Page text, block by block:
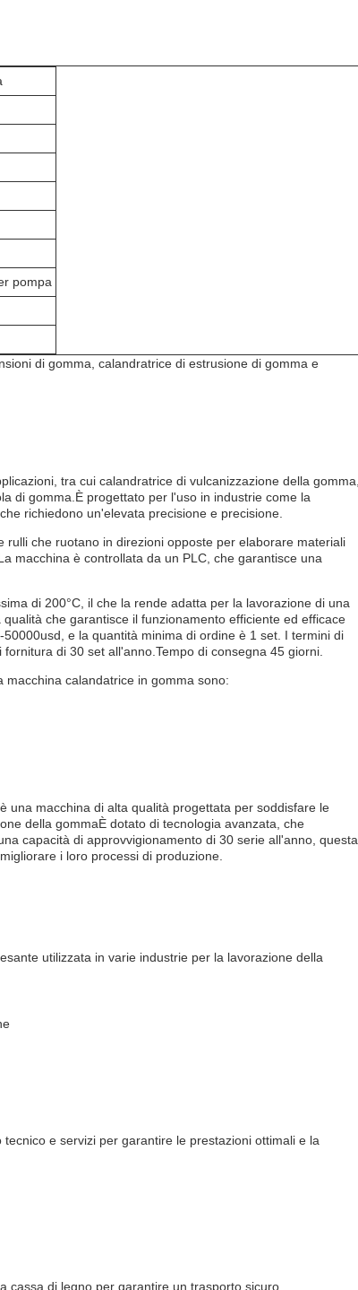
pompa
di gomma, calandratrice di estrusione di gomma e
tra cui calandratrice di vulcanizzazione della gomma,
di gomma.È progettato per l'uso in industrie come la
richiedono un'elevata precisione e precisione.
che ruotano in direzioni opposte per elaborare materiali
macchina è controllata da un PLC, che garantisce una
di 200°C, il che la rende adatta per la lavorazione di una
che garantisce il funzionamento efficiente ed efficace
e la quantità minima di ordine è 1 set. I termini di
di 30 set all'anno.Tempo di consegna 45 giorni.
calandatrice in gomma sono:
una macchina di alta qualità progettata per soddisfare le
della gommaÈ dotato di tecnologia avanzata, che
capacità di approvvigionamento di 30 serie all'anno, questa
i loro processi di produzione.
utilizzata in varie industrie per la lavorazione della
e servizi per garantire le prestazioni ottimali e la
cassa di legno per garantire un trasporto sicuro.